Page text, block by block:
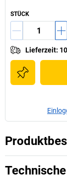
STÜCK
Lieferzeit: